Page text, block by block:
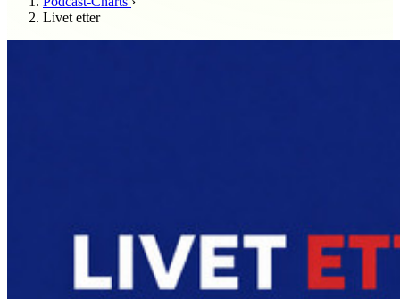
Livet etter